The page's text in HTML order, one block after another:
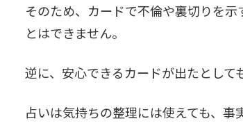
そのため、カードで不倫や裏切りを
とはできません。
逆に、安心できるカードが出たとして
占いは気持ちの整理には使えても、事